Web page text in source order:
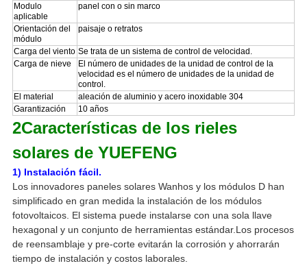
Modulo
aplicable
panel con o sin marco
Orientación del
módulo
paisaje o retratos
Carga del viento Se trata de un sistema de control de velocidad.
Carga de nieve
El número de unidades de la unidad de control de la
velocidad es el número de unidades de la unidad de
control.
El material
aleación de aluminio y acero inoxidable 304
Garantización
10 años
2Características de los rieles
solares de YUEFENG
1) Instalación fácil.
Los innovadores paneles solares Wanhos y los módulos D han
simplificado en gran medida la instalación de los módulos
fotovoltaicos. El sistema puede instalarse con una sola llave
hexagonal y un conjunto de herramientas estándar.Los procesos
de reensamblaje y pre-corte evitarán la corrosión y ahorrarán
tiempo de instalación y costos laborales.